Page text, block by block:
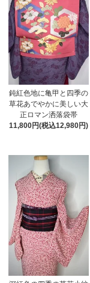
鈍紅色地に亀甲と四季の
草花あでやかに美しい大
正ロマン洒落袋帯
11,800円(税込12,980円)